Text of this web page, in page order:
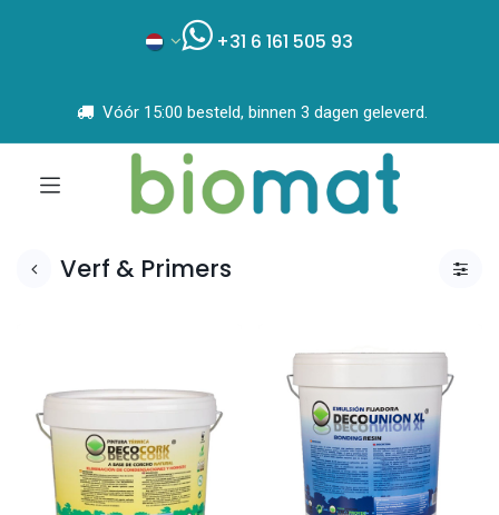
+31 6 161 505 93
Vóór 15:00 besteld, binnen 3 dagen geleverd.
Verf & Primers